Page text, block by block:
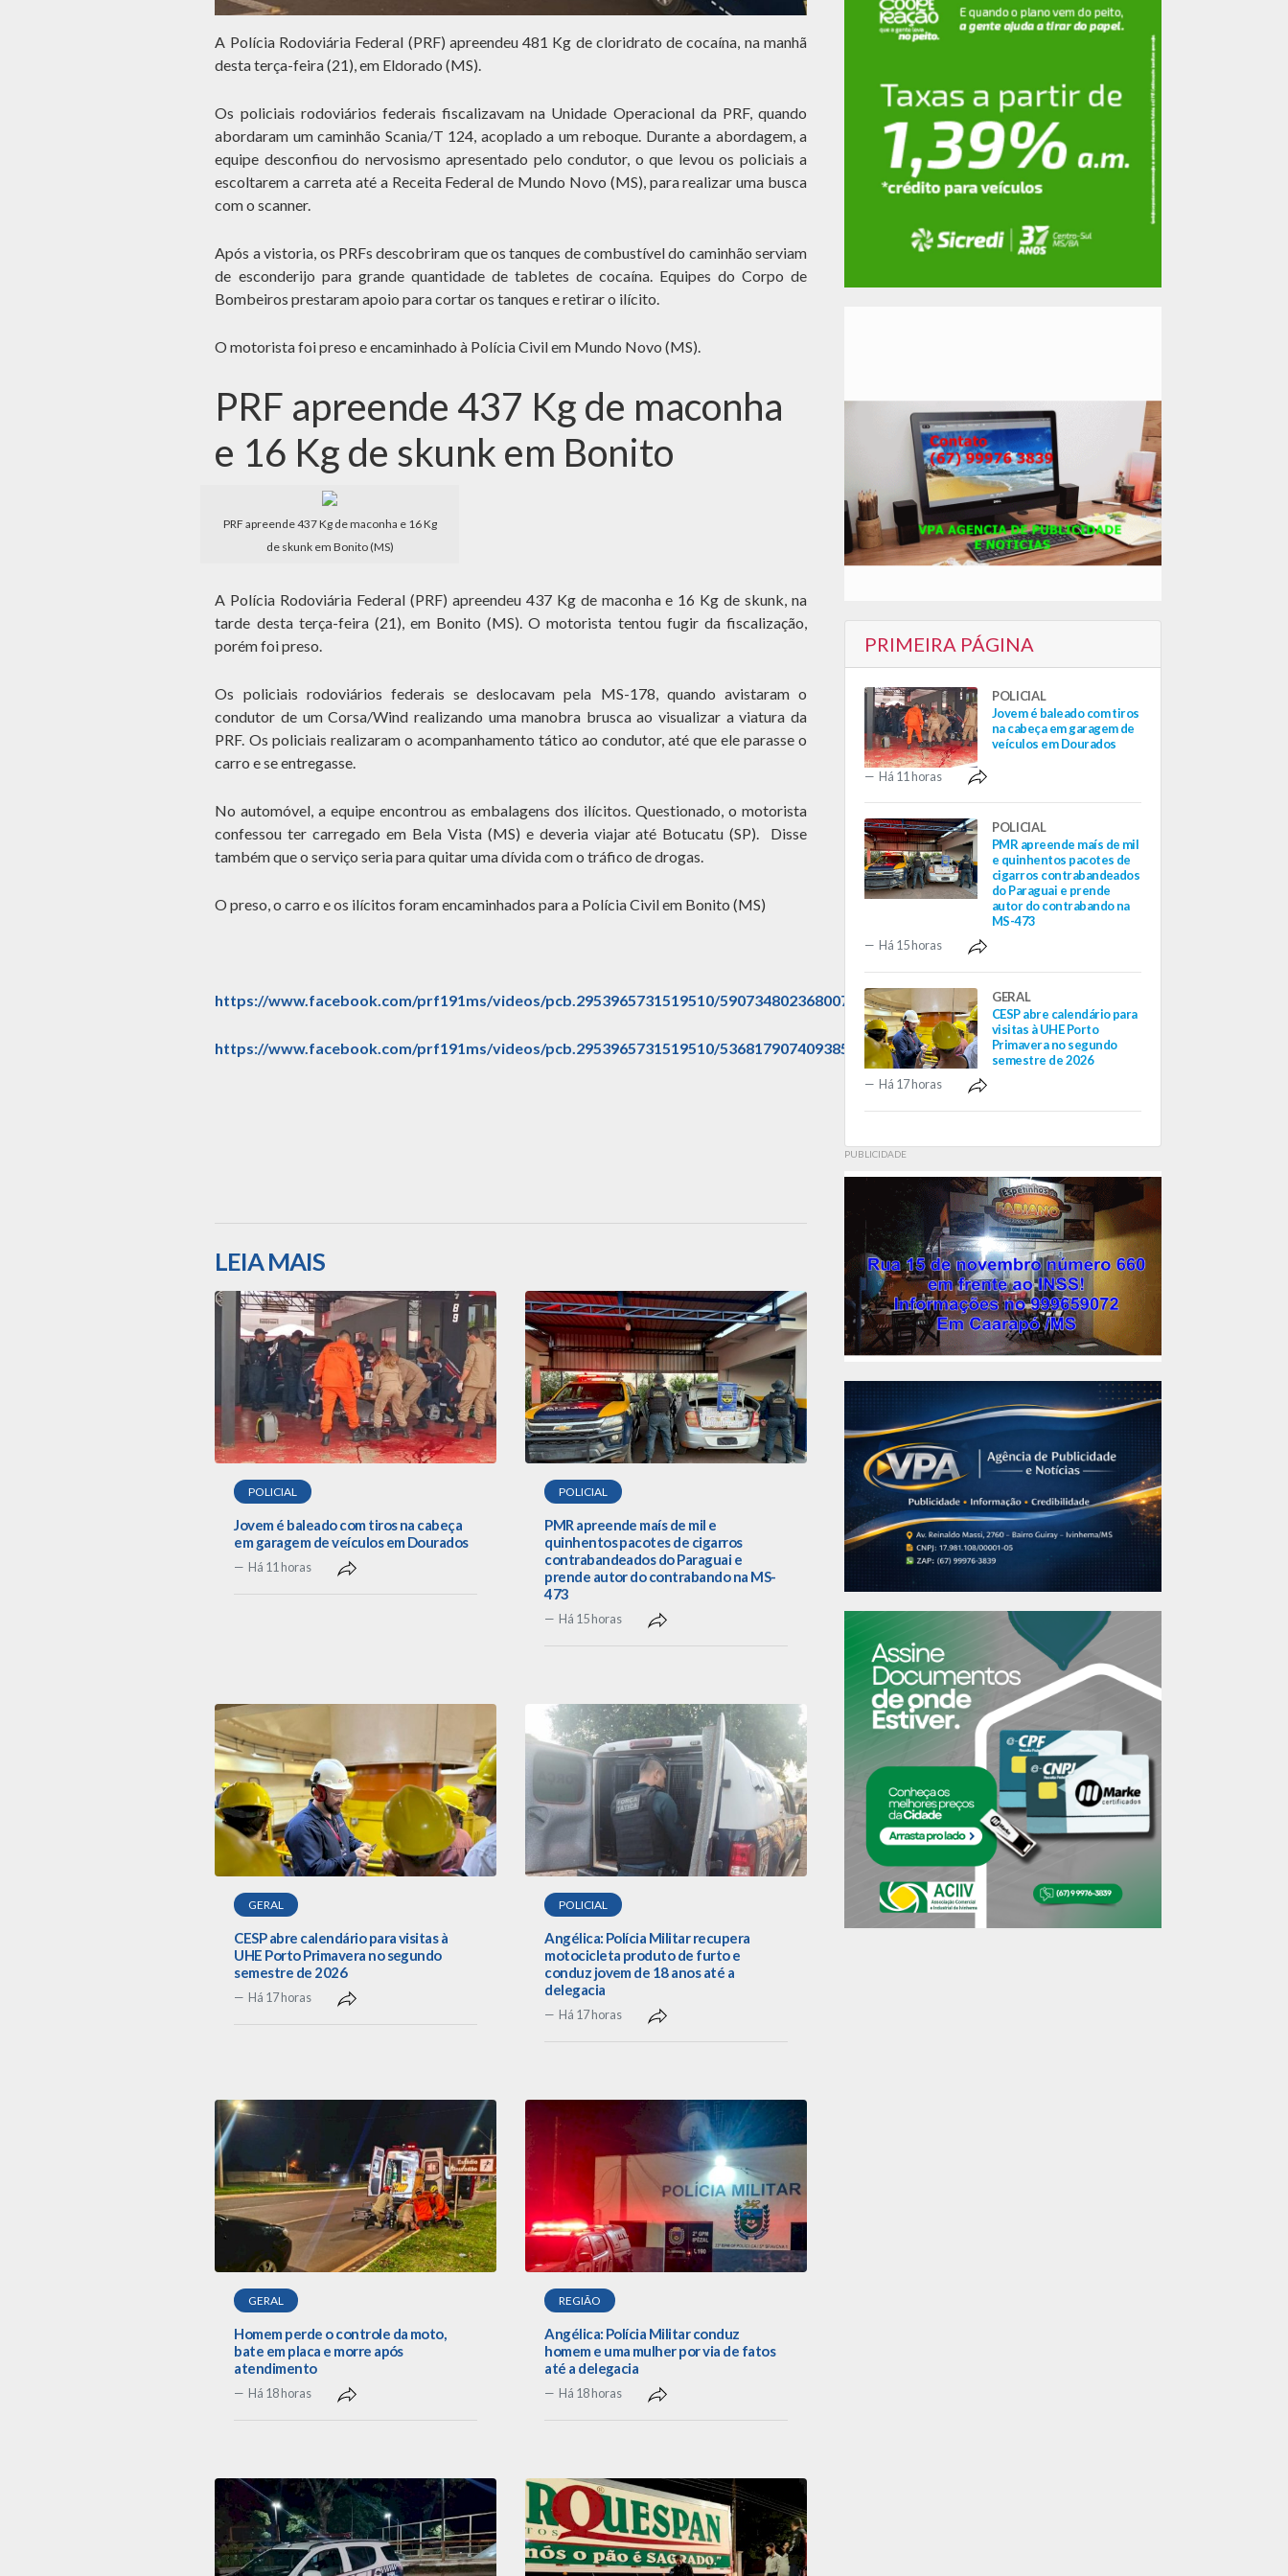
A Polícia Rodoviária Federal (PRF) apreendeu 481 Kg de cloridrato de cocaína, na manhã
desta terça-feira (21), em Eldorado (MS).
Os policiais rodoviários federais fiscalizavam na Unidade Operacional da PRF, quando
abordaram um caminhão Scania/T 124, acoplado a um reboque. Durante a abordagem, a
equipe desconfiou do nervosismo apresentado pelo condutor, o que levou os policiais a
escoltarem a carreta até a Receita Federal de Mundo Novo (MS), para realizar uma busca
com o scanner.
Após a vistoria, os PRFs descobriram que os tanques de combustível do caminhão serviam
de esconderijo para grande quantidade de tabletes de cocaína. Equipes do Corpo de
Bombeiros prestaram apoio para cortar os tanques e retirar o ilícito.
O motorista foi preso e encaminhado à Polícia Civil em Mundo Novo (MS).
PRF apreende 437 Kg de maconha
e 16 Kg de skunk em Bonito
PRF apreende 437 Kg de maconha e 16 Kg
de skunk em Bonito (MS)
A Polícia Rodoviária Federal (PRF) apreendeu 437 Kg de maconha e 16 Kg de skunk, na
tarde desta terça-feira (21), em Bonito (MS). O motorista tentou fugir da fiscalização,
porém foi preso.
Os policiais rodoviários federais se deslocavam pela MS-178, quando avistaram o
condutor de um Corsa/Wind realizando uma manobra brusca ao visualizar a viatura da
PRF. Os policiais realizaram o acompanhamento tático ao condutor, até que ele parasse o
carro e se entregasse.
No automóvel, a equipe encontrou as embalagens dos ilícitos. Questionado, o motorista
confessou ter carregado em Bela Vista (MS) e deveria viajar até Botucatu (SP). Disse
também que o serviço seria para quitar uma dívida com o tráfico de drogas.
O preso, o carro e os ilícitos foram encaminhados para a Polícia Civil em Bonito (MS)
https://www.facebook.com/prf191ms/videos/pcb.2953965731519510/590734802368007
https://www.facebook.com/prf191ms/videos/pcb.2953965731519510/536817907409385
LEIA MAIS
POLICIAL
Jovem é baleado com tiros na cabeça
em garagem de veículos em Dourados
Há 11 horas
POLICIAL
PMR apreende maís de mil e
quinhentos pacotes de cigarros
contrabandeados do Paraguai e
prende autor do contrabando na MS-
473
Há 15 horas
GERAL
CESP abre calendário para visitas à
UHE Porto Primavera no segundo
semestre de 2026
Há 17 horas
POLICIAL
Angélica: Polícia Militar recupera
motocicleta produto de furto e
conduz jovem de 18 anos até a
delegacia
Há 17 horas
GERAL
Homem perde o controle da moto,
bate em placa e morre após
atendimento
Há 18 horas
REGIÃO
Angélica: Polícia Militar conduz
homem e uma mulher por via de fatos
até a delegacia
Há 18 horas
PRIMEIRA PÁGINA
POLICIAL
Jovem é baleado com tiros
na cabeça em garagem de
veículos em Dourados
Há 11 horas
POLICIAL
PMR apreende maís de mil
e quinhentos pacotes de
cigarros contrabandeados
do Paraguai e prende
autor do contrabando na
MS-473
Há 15 horas
GERAL
CESP abre calendário para
visitas à UHE Porto
Primavera no segundo
semestre de 2026
Há 17 horas
PUBLICIDADE